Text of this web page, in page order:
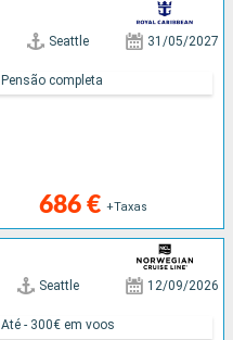
Seattle 31/05/2027
686 € +Taxas
Pensão completa
Seattle 12/09/2026
Até - 300€ em voos